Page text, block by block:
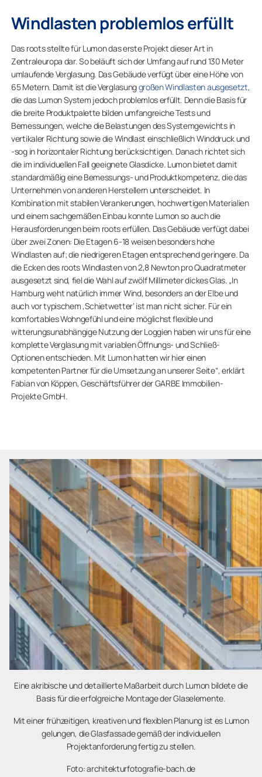
Windlasten problemlos erfüllt
Das roots stellte für Lumon das erste Projekt dieser Art in
Zentraleuropa dar. So beläuft sich der Umfang auf rund 130 Meter
umlaufende Verglasung. Das Gebäude verfügt über eine Höhe von
65 Metern. Damit ist die Verglasunggroßen Windlasten ausgesetzt,
die das Lumon System jedoch problemlos erfüllt. Denn die Basis für
die breite Produktpalette bilden umfangreiche Tests und
Bemessungen, welche die Belastungen des Systemgewichts in
vertikaler Richtung sowie die Windlast einschließlich Winddruck und
-sog in horizontaler Richtung berücksichtigen. Danach richtet sich
die im individuellen Fall geeignete Glasdicke. Lumon bietet damit
standardmäßig eine Bemessungs- und Produktkompetenz, die das
Unternehmen von anderen Herstellern unterscheidet. In
Kombination mit stabilen Verankerungen, hochwertigen Materialien
und einem sachgemäßen Einbau konnte Lumon so auch die
Herausforderungen beim roots erfüllen. Das Gebäude verfügt dabei
über zwei Zonen: Die Etagen 6-18 weisen besonders hohe
Windlasten auf; die niedrigeren Etagen entsprechend geringere. Da
die Ecken des roots Windlasten von 2,8 Newton pro Quadratmeter
ausgesetzt sind, fiel die Wahl auf zwölf Millimeter dickes Glas. „In
Hamburg weht natürlich immer Wind, besonders an der Elbe und
auch vor typischem ,Schietwetter‘ ist man nicht sicher. Für ein
komfortables Wohngefühl und eine möglichst flexible und
witterungsunabhängige Nutzung der Loggien haben wir uns für eine
komplette Verglasung mit variablen Öffnungs- und Schließ-
Optionen entschieden. Mit Lumon hatten wir hier einen
kompetenten Partner für die Umsetzung an unserer Seite“, erklärt
Fabian von Köppen, Geschäftsführer der GARBE Immobilien-
Projekte GmbH.
Eine akribische und detaillierte Maßarbeit durch Lumon bildete die
Basis für die erfolgreiche Montage der Glaselemente.
Mit einer frühzeitigen, kreativen und flexiblen Planung ist es Lumon
gelungen, die Glasfassade gemäß der individuellen
Projektanforderung fertig zu stellen.
Foto: architekturfotografie-bach.de